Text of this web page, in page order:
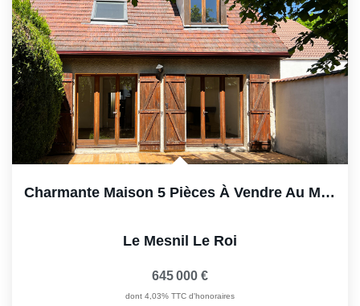
Charmante Maison 5 Pièces À Vendre Au Mesnil-Le-Roi - Rare...
Le Mesnil Le Roi
645 000 €
dont 4,03% TTC d'honoraires